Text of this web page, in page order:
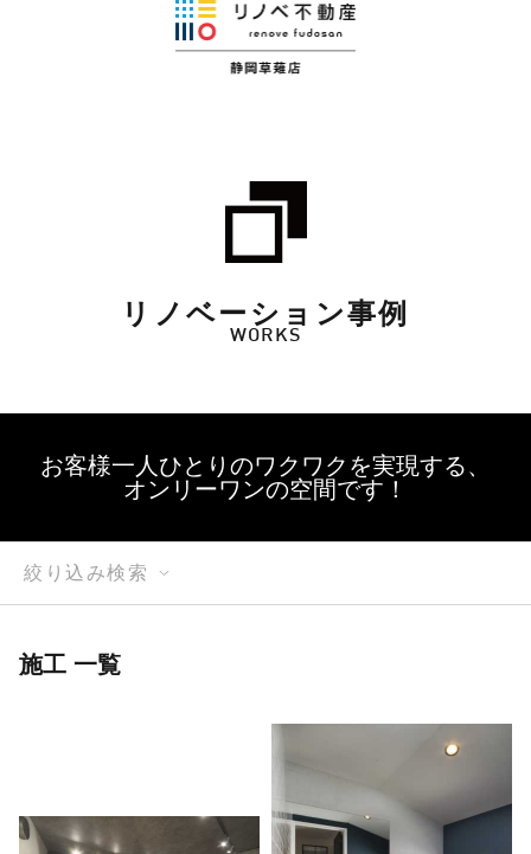
リノベーション事例
WORKS
お客様一人ひとりのワクワクを実現する、
オンリーワンの空間です！
絞り込み検索
施工 一覧